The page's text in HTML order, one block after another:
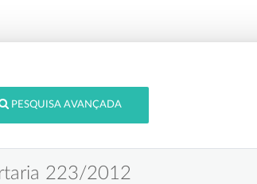
PESQUISA AVANÇADA
223/2012